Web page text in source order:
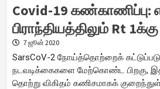
Covid-19 கண்காணிப்பு:
பிராந்தியத்திலும் Rt
7 ஜூன் 2020
SarsCoV-2 நோய்த்தொற்றைக்
நடவடிக்கைகளை மேற்கொண்ட பிறகு,
தொற்று விகிதம் கணிசமாகக்